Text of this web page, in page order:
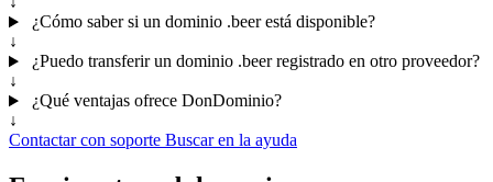
¿Cómo saber si un dominio .beer está disponible?
↓
¿Puedo transferir un dominio .beer registrado en otro proveedor?
↓
¿Qué ventajas ofrece DonDominio?
↓
Contactar con soporte Buscar en la ayuda